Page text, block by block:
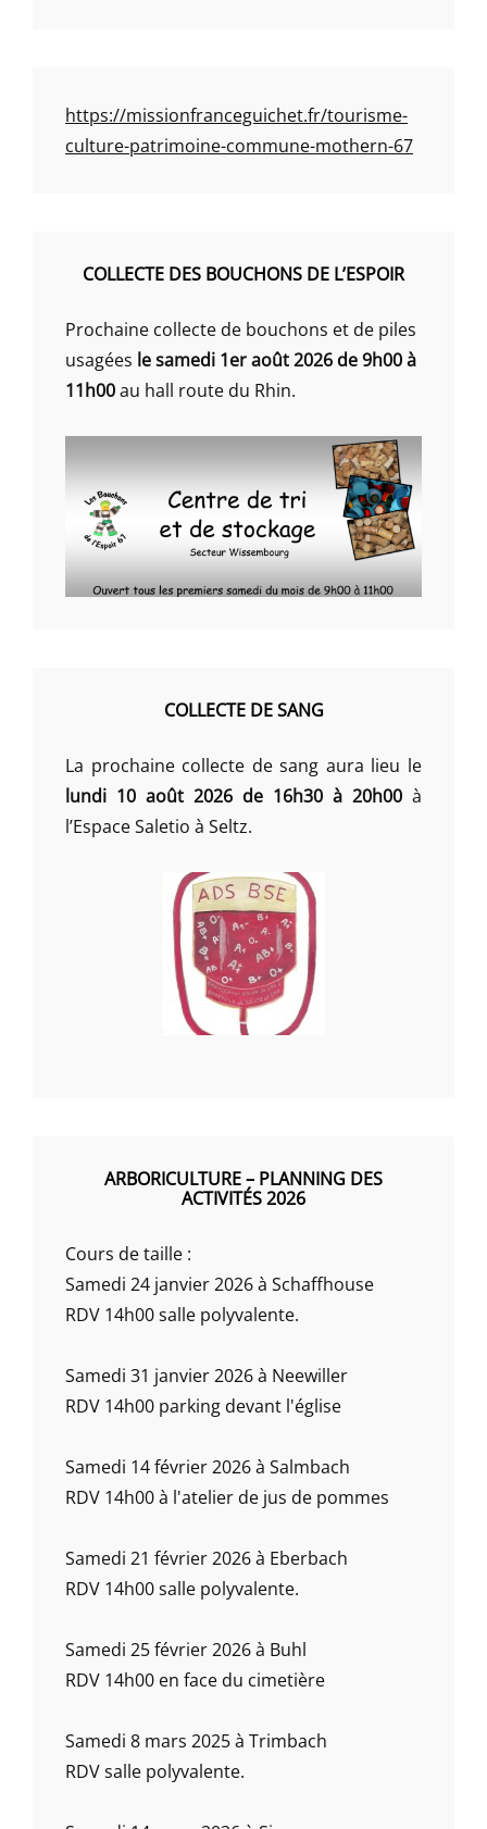
https://missionfranceguichet.fr/tourisme-
culture-patrimoine-commune-mothern-67
COLLECTE DES BOUCHONS DE L’ESPOIR
Prochaine collecte de bouchons et de piles
usagées le samedi 1er août 2026 de 9h00 à
11h00au hall route du Rhin.
COLLECTE DE SANG
La prochaine collecte de sang aura lieu le
lundi 10 août 2026 de 16h30 à 20h00 à
l’Espace Saletio à Seltz.
ARBORICULTURE – PLANNING DES
ACTIVITÉS 2026
Cours de taille :
Samedi 24 janvier 2026 à Schaffhouse
RDV 14h00 salle polyvalente.
Samedi 31 janvier 2026 à Neewiller
RDV 14h00 parking devant l'église
Samedi 14 février 2026 à Salmbach
RDV 14h00 à l'atelier de jus de pommes
Samedi 21 février 2026 à Eberbach
RDV 14h00 salle polyvalente.
Samedi 25 février 2026 à Buhl
RDV 14h00 en face du cimetière
Samedi 8 mars 2025 à Trimbach
RDV salle polyvalente.